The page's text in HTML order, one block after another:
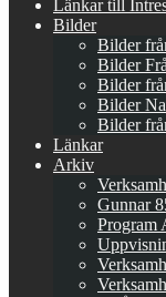
Länkar till
Bilder
Bilder
Bilder
Bilder
Bilder
Bilder
Länkar
Arkiv
Gunnar
Program